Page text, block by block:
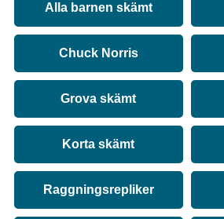
Alla barnen skämt
Chuck Norris
Grova skämt
Korta skämt
Raggningsrepliker